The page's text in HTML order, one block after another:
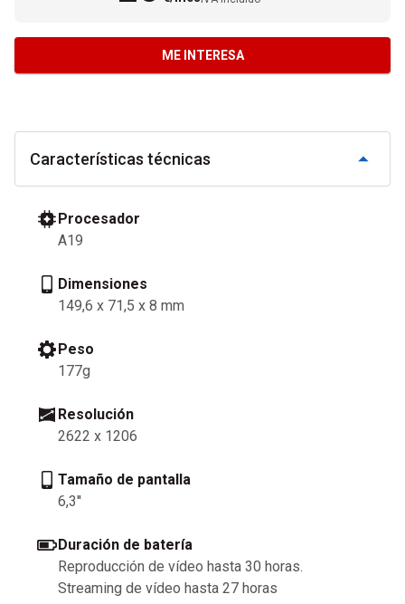
ME INTERESA
Características técnicas
Procesador
A19
Dimensiones
149,6 x 71,5 x 8 mm
Peso
177g
Resolución
2622 x 1206
Tamaño de pantalla
6,3''
Duración de batería
Reproducción de vídeo hasta 30 horas.
Streaming de vídeo hasta 27 horas